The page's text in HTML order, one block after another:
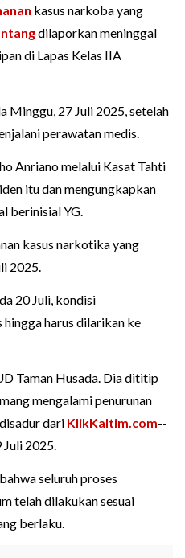
kasus narkoba yang
dilaporkan meninggal
di Lapas Kelas IIA
Minggu, 27 Juli 2025, setelah
perawatan medis.
Anriano melalui Kasat Tahti
itu dan mengungkapkan
berinisial YG.
kasus narkotika yang
2025.
20 Juli, kondisi
hingga harus dilarikan ke
Taman Husada. Dia dititip
mengalami penurunan
dari KlikKaltim.com--
Juli 2025.
seluruh proses
telah dilakukan sesuai
berlaku.